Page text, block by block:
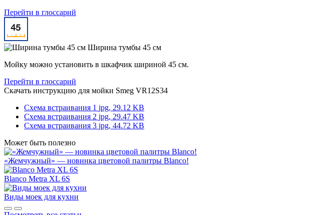
Перейти в глоссарий
Ширина тумбы 45 см
Мойку можно установить в шкафчик шириной 45 см.
Перейти в глоссарий
Скачать инструкцию для мойки Smeg VR12S34
Схема встраивания 1 jpg, 29.12 KB
Схема встраивания 2 jpg, 29.47 KB
Схема встраивания 3 jpg, 44.72 KB
Может быть полезно
«Жемчужный» — новинка цветовой палитры Blanco!
Blanco Metra XL 6S
Виды моек для кухни